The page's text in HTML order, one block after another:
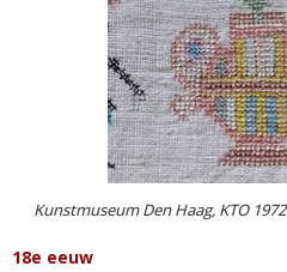
Kunstmuseum Den Haag, KTO
18e eeuw